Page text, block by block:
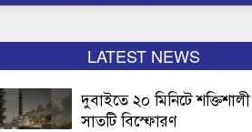
LATEST NEWS
দুবাইতে ২০ মিনিটে শক্তিশালী
সাতটি বিস্ফোরণ